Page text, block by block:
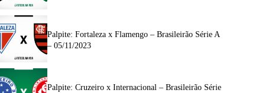
Palpite: Fortaleza x Flamengo – Brasileirão Série A
– 05/11/2023
Palpite: Cruzeiro x Internacional – Brasileirão Série